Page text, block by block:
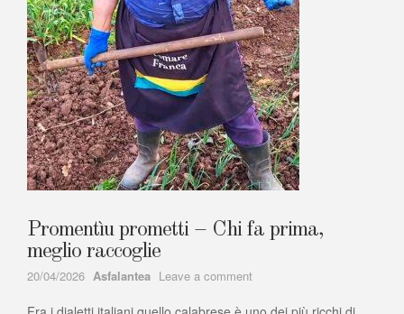
Promentìu prometti – Chi fa prima,
meglio raccoglie
20/04/2026 Author
Asfalantea Leave a comment
prometti